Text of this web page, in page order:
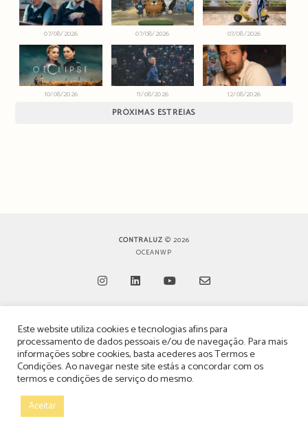
07/08/2026 07/08/2026 07/08/2026
10/08/2026 11/08/2026 12/08/2026
PRÓXIMAS ESTREIAS
CONTRALUZ © 2026
OCEANWP
in
a
new
in
a
new
tab
in
a
new
in
a
new
TERMOS, CONDIÇÕES & POLÍTICA DE PRIVACIDADE
ESTATUTO EDITORIAL
POLÍTICA DE PUBLICIDADE E ANÚNCIOS
Este website utiliza cookies e tecnologias afins para
processamento de dados pessoais e/ou de navegação. Para mais
informações sobre cookies, basta acederes aosTermos e
Condições. Ao navegar neste site estás a concordar com os
termos e condições de serviço do mesmo.
Aceitar